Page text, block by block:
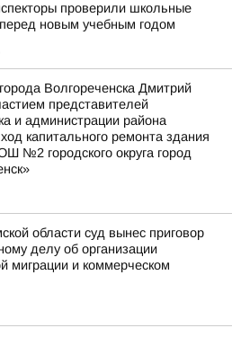
проверили школьные
новым учебным годом
Волгореченска Дмитрий
представителей
и администрации района
капитального ремонта здания
№2 городского округа город
области суд вынес приговор
делу об организации
миграции и коммерческом